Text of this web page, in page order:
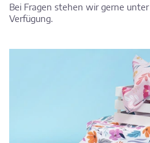
Bei Fragen stehen wir gerne unter
Verfügung.